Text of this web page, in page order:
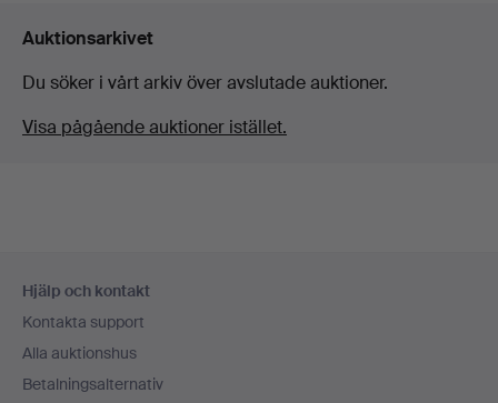
Auktionsarkivet
Du söker i vårt arkiv över avslutade auktioner.
Visa pågående auktioner istället.
Hjälp och kontakt
Kontakta support
Alla auktionshus
Betalningsalternativ